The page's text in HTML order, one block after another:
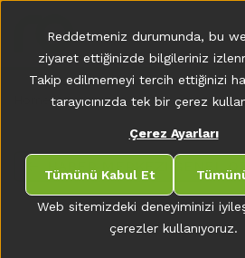
Web sitemizdeki deneyiminizi
çerezler kullanıyoruz.
Reddetmeniz durumunda, bu
ziyaret ettiğinizde bilgileriniz
Takip edilmemeyi tercih ettiğinizi
tarayıcınızda tek bir çerez
Çerez Ayarları
Tümünü Kabul Et
t
r
s
E
n
s
h
)